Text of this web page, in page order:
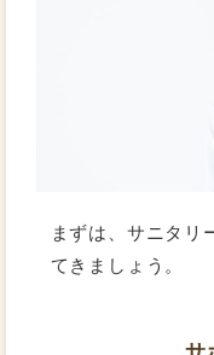
まずは、サニタリ
てきましょう。